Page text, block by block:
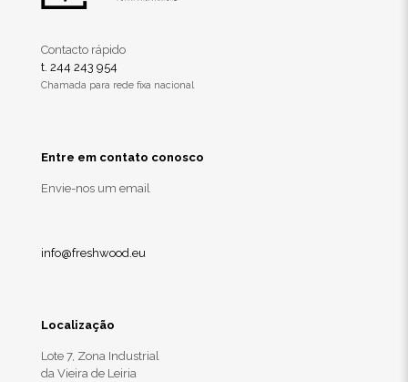
Contacto rápido
t. 244 243 954
Chamada para rede fixa nacional
Entre em contato conosco
Envie-nos um email
info@freshwood.eu
Localização
Lote 7, Zona Industrial
da Vieira de Leiria